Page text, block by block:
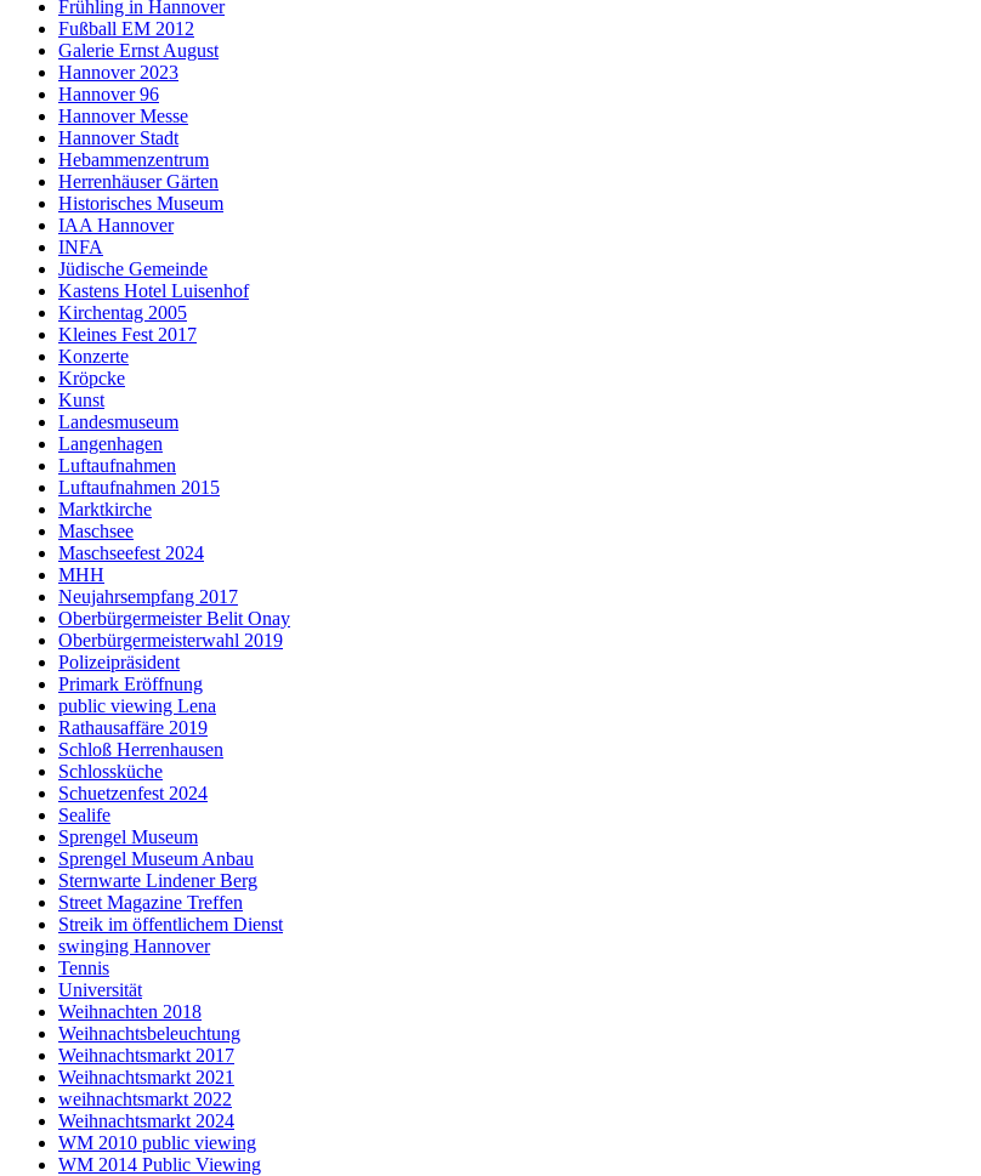
Frühling in Hannover
Fußball EM 2012
Galerie Ernst August
Hannover 2023
Hannover 96
Hannover Messe
Hannover Stadt
Hebammenzentrum
Herrenhäuser Gärten
Historisches Museum
IAA Hannover
INFA
Jüdische Gemeinde
Kastens Hotel Luisenhof
Kirchentag 2005
Kleines Fest 2017
Konzerte
Kröpcke
Kunst
Landesmuseum
Langenhagen
Luftaufnahmen
Luftaufnahmen 2015
Marktkirche
Maschsee
Maschseefest 2024
MHH
Neujahrsempfang 2017
Oberbürgermeister Belit Onay
Oberbürgermeisterwahl 2019
Polizeipräsident
Primark Eröffnung
public viewing Lena
Rathausaffäre 2019
Schloß Herrenhausen
Schlossküche
Schuetzenfest 2024
Sealife
Sprengel Museum
Sprengel Museum Anbau
Sternwarte Lindener Berg
Street Magazine Treffen
Streik im öffentlichem Dienst
swinging Hannover
Tennis
Universität
Weihnachten 2018
Weihnachtsbeleuchtung
Weihnachtsmarkt 2017
Weihnachtsmarkt 2021
weihnachtsmarkt 2022
Weihnachtsmarkt 2024
WM 2010 public viewing
WM 2014 Public Viewing